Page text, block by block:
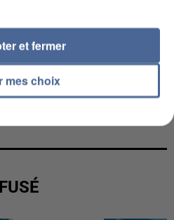
SUPPOSÉS DE LA DZ
mes choix
et fermer